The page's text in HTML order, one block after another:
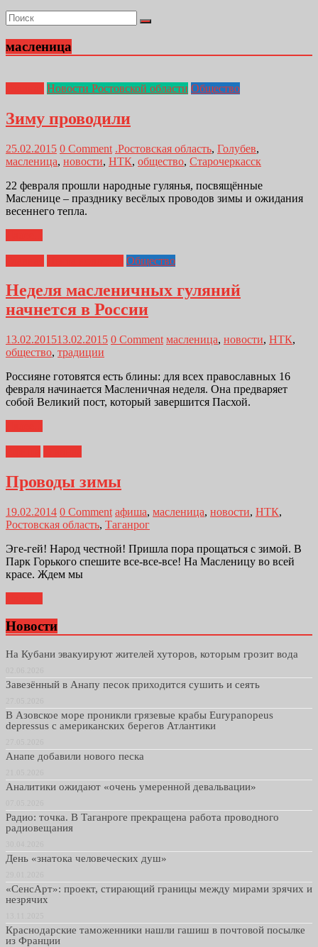
масленица
Новости Ростовской области Общество
Зиму проводили
25.02.2015 0 Comment .Ростовская область, Голубев,
масленица, новости, НТК, общество, Старочеркасск
22 февраля прошли народные гулянья, посвящённые
Масленице – празднику весёлых проводов зимы и ожидания
весеннего тепла.
Общество
Неделя масленичных гуляний
начнется в России
13.02.201513.02.2015 0 Comment масленица, новости, НТК,
общество, традиции
Россияне готовятся есть блины: для всех православных 16
февраля начинается Масленичная неделя. Она предваряет
собой Великий пост, который завершится Пасхой.
Проводы зимы
19.02.2014 0 Comment афиша, масленица, новости, НТК,
Ростовская область, Таганрог
Эге-гей! Народ честной! Пришла пора прощаться с зимой. В
Парк Горького спешите все-все-все! На Масленицу во всей
красе. Ждем мы
Новости
На Кубани эвакуируют жителей хуторов, которым грозит вода
Завезённый в Анапу песок приходится сушить и сеять
В Азовское море проникли грязевые крабы Eurypanopeus
depressus с американских берегов Атлантики
Анапе добавили нового песка
Аналитики ожидают «очень умеренной девальвации»
Радио: точка. В Таганроге прекращена работа проводного
радиовещания
День «знатока человеческих душ»
«СенсАрт»: проект, стирающий границы между мирами зрячих и
незрячих
Краснодарские таможенники нашли гашиш в почтовой посылке
из Франции